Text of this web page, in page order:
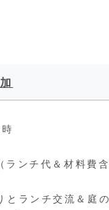
ンチ代＆材料費含
ランチ交流＆庭